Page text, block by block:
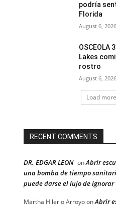
podría
Florida
August 6, 2026
OSCEOLA
Lakes
rostro
August 6, 2026
Load more
RECENT COMMENTS
DR. EDGAR LEON onAbrir
una bomba de tiempo
puede darse el lujo de ignorar
Martha Hilerio ArroyoonAbrir